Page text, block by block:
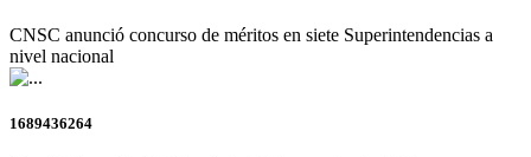
CNSC anunció concurso de méritos en siete Superintendencias a
nivel nacional
1689436264